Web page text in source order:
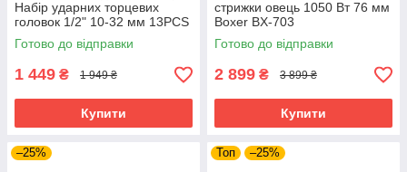
Набір ударних торцевих
головок 1/2" 10-32 мм 13PCS
BJC /довгі/. M58272
Готово до відправки
1 449 ₴ 1 949 ₴
Купити
стрижки овець 1050 Вт 76 мм
Boxer BX-703
електротриммер для стрижки
худоби тварин
Готово до відправки
2 899 ₴ 3 899 ₴
Купити
–25% Топ –25%